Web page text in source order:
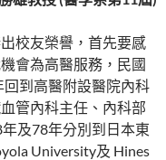
校友榮譽，首先要感
會為高醫服務，民國
到高醫附設醫院內科
管內科主任、內科部
及78年分別到日本東
University及 Hines